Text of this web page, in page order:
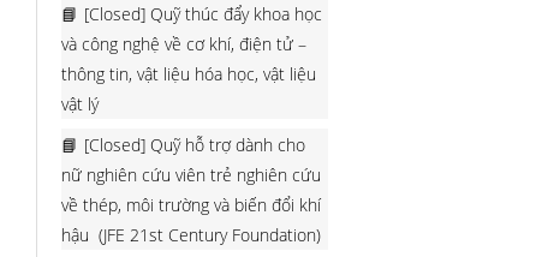
[Closed] Quỹ thúc đẩy khoa học
và công nghệ về cơ khí, điện tử –
thông tin, vật liệu hóa học, vật liệu
vật lý
[Closed] Quỹ hỗ trợ dành cho
nữ nghiên cứu viên trẻ nghiên cứu
về thép, môi trường và biến đổi khí
hậu (JFE 21st Century Foundation)